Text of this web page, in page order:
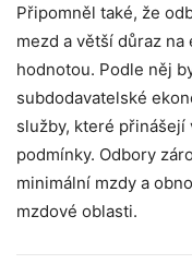
Připomněl také, že
mezd a větší důraz
hodnotou. Podle něj
subdodavatelské
služby, které
podmínky. Odbory
minimální mzdy a
mzdové oblasti.